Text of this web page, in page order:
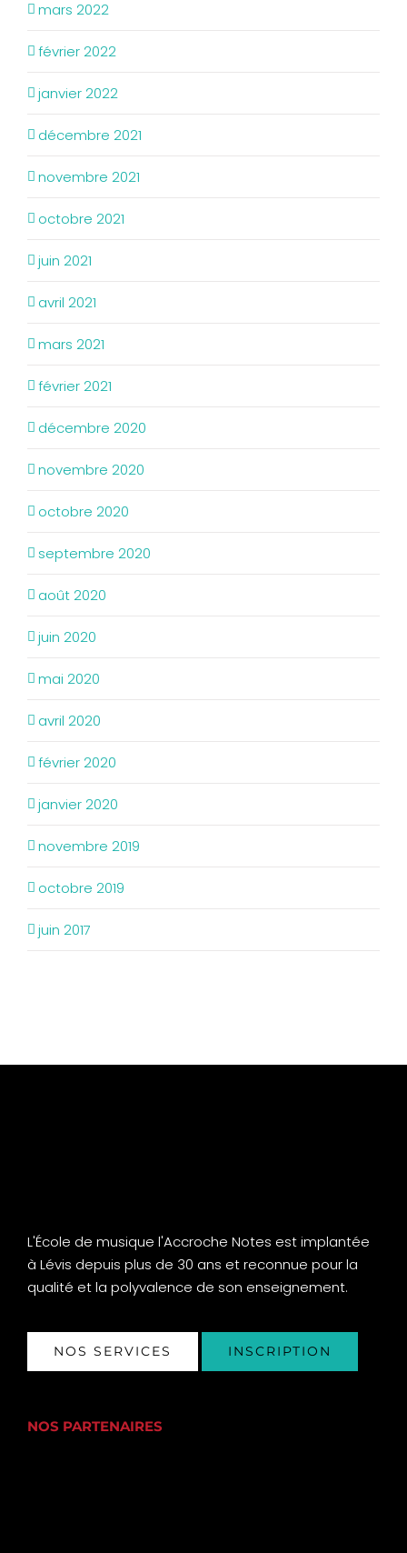
mars 2022
février 2022
janvier 2022
décembre 2021
novembre 2021
octobre 2021
juin 2021
avril 2021
mars 2021
février 2021
décembre 2020
novembre 2020
octobre 2020
septembre 2020
août 2020
juin 2020
mai 2020
avril 2020
février 2020
janvier 2020
novembre 2019
octobre 2019
juin 2017
L'École de musique l'Accroche Notes est implantée
à Lévis depuis plus de 30 ans et reconnue pour la
qualité et la polyvalence de son enseignement.
NOS SERVICES INSCRIPTION
NOS PARTENAIRES